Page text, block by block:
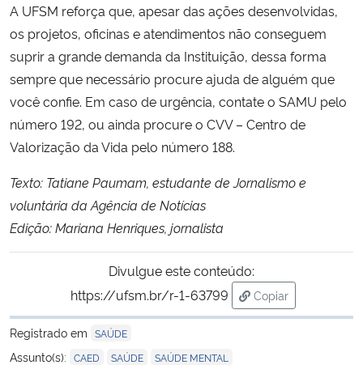
A UFSM reforça que, apesar das ações desenvolvidas,
os projetos, oficinas e atendimentos não conseguem
suprir a grande demanda da Instituição, dessa forma
sempre que necessário procure ajuda de alguém que
você confie. Em caso de urgência, contate o SAMU pelo
número 192, ou ainda procure o CVV – Centro de
Valorização da Vida pelo número 188.
Texto: Tatiane Paumam, estudante de Jornalismo e
voluntária da Agência de Notícias
Edição: Mariana Henriques, jornalista
Divulgue este conteúdo:
https://ufsm.br/r-1-63799
Copiar
para área de
Registrado em SAÚDE
Assunto(s): CAED SAÚDE SAÚDE MENTAL